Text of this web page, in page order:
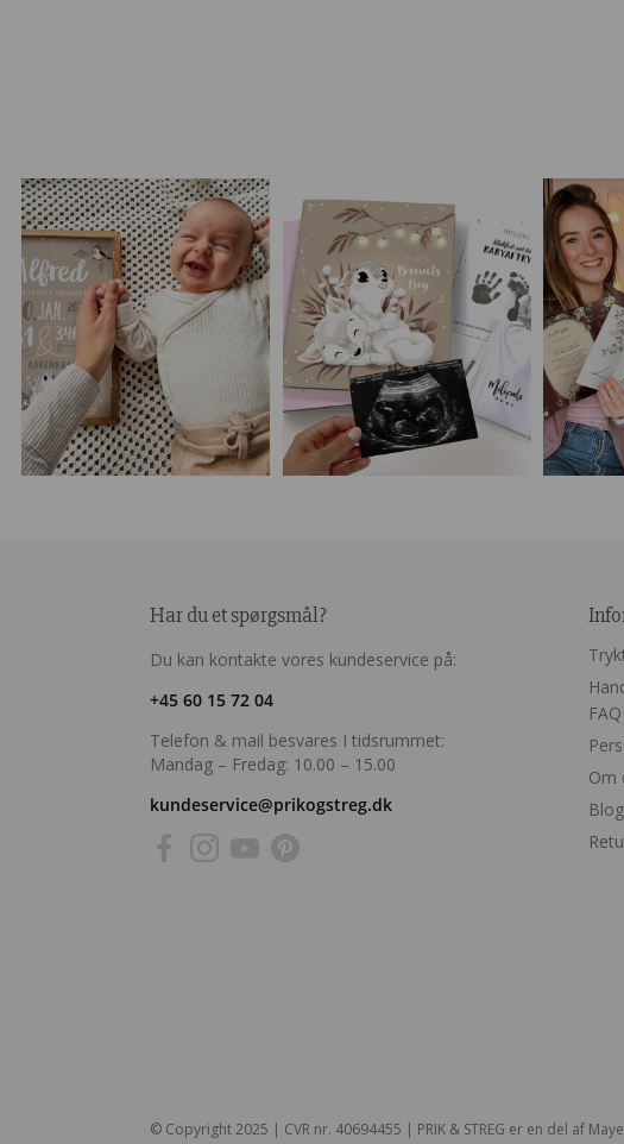
Har du et spørgsmål?
Du kan kontakte vores kundeservice på:
+45 60 15 72 04
Telefon & mail besvares I tidsrummet:
Mandag – Fredag: 10.00 – 15.00
kundeservice@prikogstreg.dk
FAQ
Om
Blog
© Copyright 2025 | CVR nr. 40694455 | PRIK & STREG er en del af